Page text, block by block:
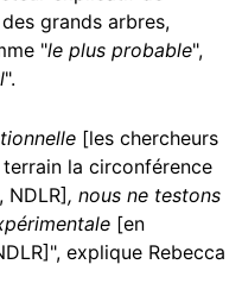
grands arbres,
"le plus probable",
".
[les chercheurs
la circonférence
NDLR], nous ne testons
[en
explique Rebecca